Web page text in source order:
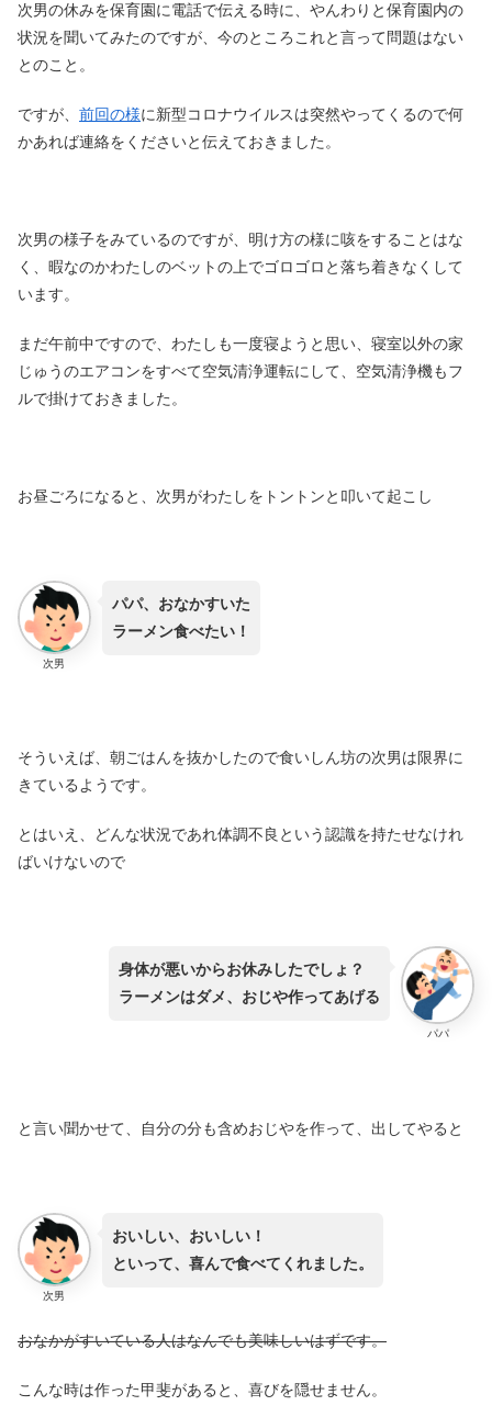
次男の休みを保育園に電話で伝える時に、やんわりと保育園内の
状況を聞いてみたのですが、今のところこれと言って問題はない
とのこと。
ですが、 前回の様に新型コロナウイルスは突然やってくるので何
かあれば連絡をくださいと伝えておきました。
次男の様子をみているのですが、明け方の様に咳をすることはな
く、暇なのかわたしのベットの上でゴロゴロと落ち着きなくして
います。
まだ午前中ですので、わたしも一度寝ようと思い、寝室以外の家
じゅうのエアコンをすべて空気清浄運転にして、空気清浄機もフ
ルで掛けておきました。
お昼ごろになると、次男がわたしをトントンと叩いて起こし
次男
パパ、おなかすいた
ラーメン食べたい！
そういえば、朝ごはんを抜かしたので食いしん坊の次男は限界に
きているようです。
とはいえ、どんな状況であれ体調不良という認識を持たせなけれ
ばいけないので
パパ
身体が悪いからお休みしたでしょ？
ラーメンはダメ、おじや作ってあげる
と言い聞かせて、自分の分も含めおじやを作って、出してやると
次男
おいしい、おいしい！
といって、喜んで食べてくれました。
おなかがすいている人はなんでも美味しいはずです。
こんな時は作った甲斐があると、喜びを隠せません。